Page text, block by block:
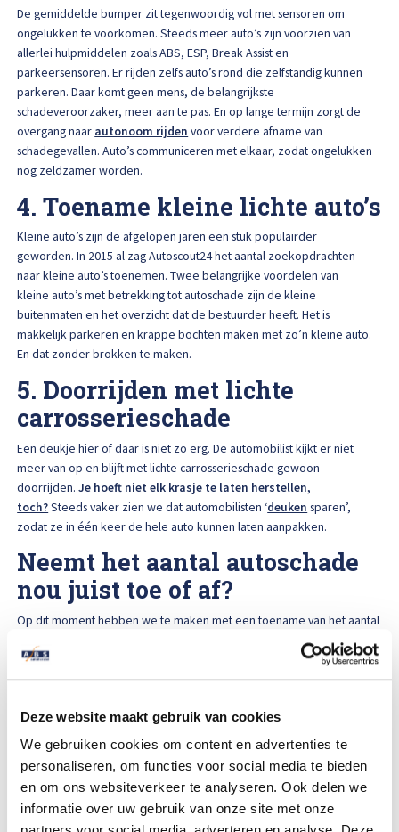
Deze website maakt gebruik van cookies
We gebruiken cookies om content en advertenties te
personaliseren, om functies voor social media te bieden
en om ons websiteverkeer te analyseren. Ook delen we
informatie over uw gebruik van onze site met onze
De gemiddelde bumper zit tegenwoordig vol met sensoren om
ongelukken te voorkomen. Steeds meer auto’s zijn voorzien van
allerlei hulpmiddelen zoals ABS, ESP, Break Assist en
parkeersensoren. Er rijden zelfs auto’s rond die zelfstandig kunnen
parkeren. Daar komt geen mens, de belangrijkste
schadeveroorzaker, meer aan te pas. En op lange termijn zorgt de
overgang naar autonoom rijden voor verdere afname van
schadegevallen. Auto’s communiceren met elkaar, zodat ongelukken
nog zeldzamer worden.
4. Toename kleine lichte auto’s
Kleine auto’s zijn de afgelopen jaren een stuk populairder
geworden. In 2015 al zag Autoscout24 het aantal zoekopdrachten
naar kleine auto’s toenemen. Twee belangrijke voordelen van
kleine auto’s met betrekking tot autoschade zijn de kleine
buitenmaten en het overzicht dat de bestuurder heeft. Het is
makkelijk parkeren en krappe bochten maken met zo’n kleine auto.
En dat zonder brokken te maken.
5. Doorrijden met lichte
carrosserieschade
Een deukje hier of daar is niet zo erg. De automobilist kijkt er niet
meer van op en blijft met lichte carrosserieschade gewoon
doorrijden.Je hoeft niet elk krasje te laten herstellen,
toch?Steeds vaker zien we dat automobilisten ‘deuken sparen’,
zodat ze in één keer de hele auto kunnen laten aanpakken.
Neemt het aantal autoschade
nou juist toe of af?
Op dit moment hebben we te maken met een toename van het aantal
. Maar op de lange termijn
neemt het aantal schades naar verwachting af.
hoewel het ook een nadeel kent. Doordat er minder
om de premies omhoog te gooien.
Ook als schadehersteller betekent het dat we op de lange termijn
anders moeten gaan werken. We zijn op dit moment volop bezig dit
vorm te geven. Met onze blogs, video’a en podcasts houden we je